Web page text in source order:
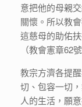
意把他的母親
關懷。所以教
這慈母的助佑
（教會憲章62
教宗方濟各提
切、包容一切
人的生活，願